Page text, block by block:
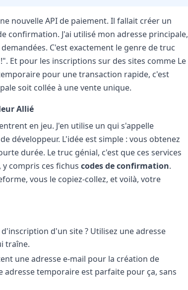
nouvelle API de paiement. Il fallait créer un
confirmation. J'ai utilisé mon adresse principale,
C'est exactement le genre de truc
Et pour les inscriptions sur des sites comme Le
pour une transaction rapide, c'est
soit collée à une vente unique.
Allié
entrent en jeu. J'en utilise un qui s'appelle
développeur. L'idée est simple : vous obtenez
durée. Le truc génial, c'est que ces services
compris ces fichus codes de confirmation.
vous le copiez-collez, et voilà, votre
d'un site ? Utilisez une adresse
traîne.
une adresse e-mail pour la création de
temporaire est parfaite pour ça, sans